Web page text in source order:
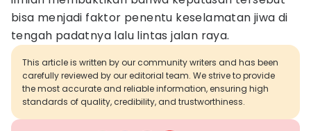
bisa menjadi faktor penentu keselamatan jiwa di
tengah padatnya lalu lintas jalan raya.
This article is written by our community writers and has been
carefully reviewed by our editorial team. We strive to provide
the most accurate and reliable information, ensuring high
standards of quality, credibility, and trustworthiness.